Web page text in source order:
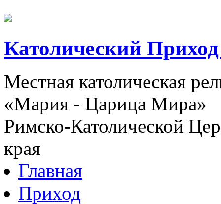
Католический
Местная католическая
«Мария - Царица Мира»
Римско-Католической
края
Главная
Приход